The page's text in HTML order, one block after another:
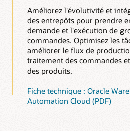
Améliorez l'évolutivité et
des entrepôts pour prendre
demande et l'exécution de
commandes. Optimisez les
améliorer le flux de
traitement des commandes
des produits.
Fiche technique : Oracle
Automation Cloud (PDF)